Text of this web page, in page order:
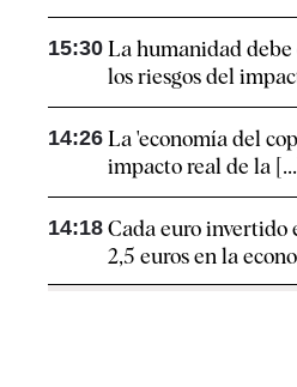
15:30 La humanidad
los riesgos del
14:26 La 'economía del
impacto real de la
14:18 Cada euro invertido
2,5 euros en la